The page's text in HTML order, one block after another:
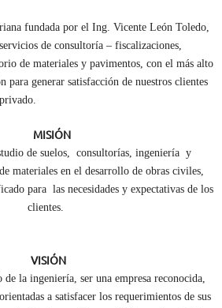
fundada por el Ing. Vicente León Toledo,
de consultoría – fiscalizaciones,
de materiales y pavimentos, con el más alto
para generar satisfacción de nuestros clientes
MISIÓN
de suelos, consultorías, ingeniería y
materiales en el desarrollo de obras civiles,
para las necesidades y expectativas de los
clientes.
VISIÓN
la ingeniería, ser una empresa reconocida,
a satisfacer los requerimientos de sus